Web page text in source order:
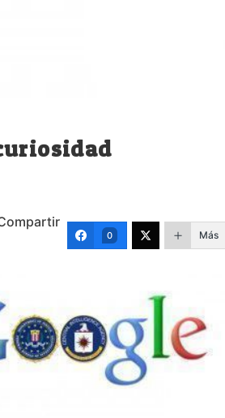
0 Más